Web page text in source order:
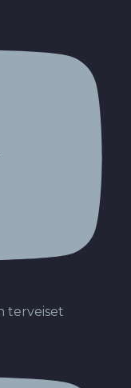
terveiset